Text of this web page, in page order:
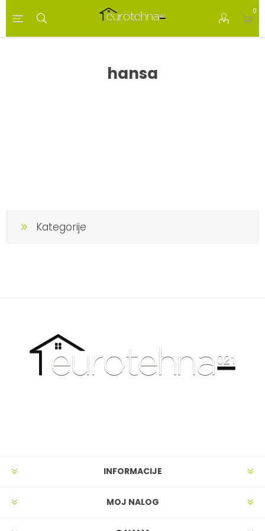
0
hansa
Kategorije
INFORMACIJE
MOJ NALOG